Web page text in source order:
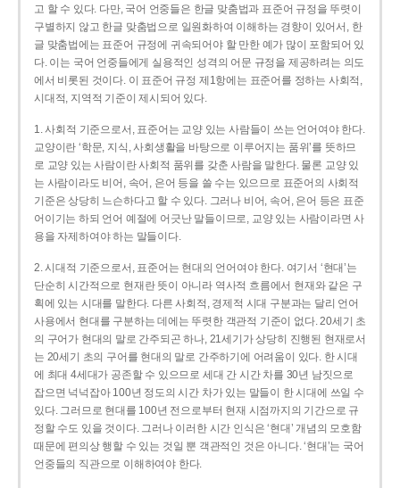
고 할 수 있다. 다만, 국어 언중들은 한글 맞춤법과 표준어 규정을 뚜렷이
구별하지 않고 한글 맞춤법으로 일원화하여 이해하는 경향이 있어서, 한
글 맞춤법에는 표준어 규정에 귀속되어야 할 만한 예가 많이 포함되어 있
다. 이는 국어 언중들에게 실용적인 성격의 어문 규정을 제공하려는 의도
에서 비롯된 것이다. 이 표준어 규정 제1항에는 표준어를 정하는 사회적,
시대적, 지역적 기준이 제시되어 있다.
1. 사회적 기준으로서, 표준어는 교양 있는 사람들이 쓰는 언어여야 한다.
교양이란 ‘학문, 지식, 사회생활을 바탕으로 이루어지는 품위’를 뜻하므
로 교양 있는 사람이란 사회적 품위를 갖춘 사람을 말한다. 물론 교양 있
는 사람이라도 비어, 속어, 은어 등을 쓸 수는 있으므로 표준어의 사회적
기준은 상당히 느슨하다고 할 수 있다. 그러나 비어, 속어, 은어 등은 표준
어이기는 하되 언어 예절에 어긋난 말들이므로, 교양 있는 사람이라면 사
용을 자제하여야 하는 말들이다.
2. 시대적 기준으로서, 표준어는 현대의 언어여야 한다. 여기서 ‘현대’는
단순히 시간적으로 현재란 뜻이 아니라 역사적 흐름에서 현재와 같은 구
획에 있는 시대를 말한다. 다른 사회적, 경제적 시대 구분과는 달리 언어
사용에서 현대를 구분하는 데에는 뚜렷한 객관적 기준이 없다. 20세기 초
의 구어가 현대의 말로 간주되곤 하나, 21세기가 상당히 진행된 현재로서
는 20세기 초의 구어를 현대의 말로 간주하기에 어려움이 있다. 한 시대
에 최대 4세대가 공존할 수 있으므로 세대 간 시간 차를 30년 남짓으로
잡으면 넉넉잡아 100년 정도의 시간 차가 있는 말들이 한 시대에 쓰일 수
있다. 그러므로 현대를 100년 전으로부터 현재 시점까지의 기간으로 규
정할 수도 있을 것이다. 그러나 이러한 시간 인식은 ‘현대’ 개념의 모호함
때문에 편의상 행할 수 있는 것일 뿐 객관적인 것은 아니다. ‘현대’는 국어
언중들의 직관으로 이해하여야 한다.